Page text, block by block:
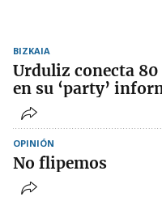
BIZKAIA
Urduliz conecta 80
en su ‘party’
OPINIÓN
No flipemos